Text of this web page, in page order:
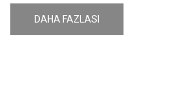
koşulları ve fiyat baskısı nedeni ile
DAHA FAZLASI